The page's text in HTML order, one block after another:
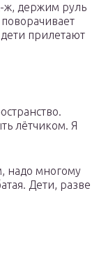
ж, держим руль
прилетают
лётчиком. Я
надо многому
Дети, разве